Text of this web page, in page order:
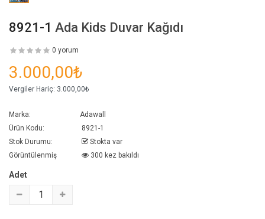
8921-1 Ada Kids Duvar Kağıdı
0 yorum
3.000,00₺
Vergiler Hariç: 3.000,00₺
Marka:
Adawall
Ürün Kodu:
8921-1
Stok Durumu:
Stokta var
Görüntülenmiş
300 kez bakıldı
Adet